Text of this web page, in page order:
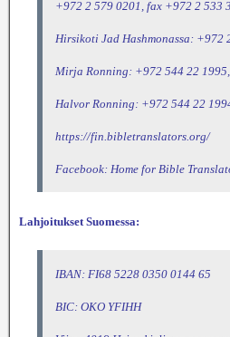
+972 2 579 0201, fax +972 2 533
Hirsikoti Jad Hashmonassa: +972
Mirja Ronning: +972 544 22 1995,
Halvor Ronning: +972 544 22
https://fin.bibletranslators.org/
Facebook: Home for Bible
Lahjoitukset Suomessa:
IBAN: FI68 5228 0350 0144 65
BIC: OKO YFIHH